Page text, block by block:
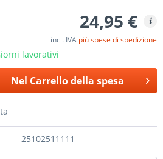
24,95 €
incl. IVA più spese di spedizione
lavorativi
Nel Carrello della spesa
25102511111